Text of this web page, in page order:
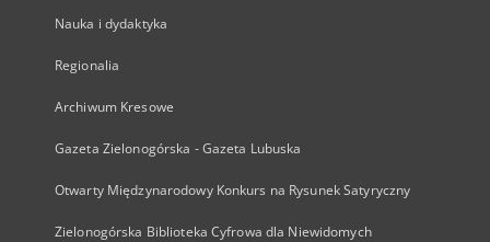
Nauka i dydaktyka
Regionalia
Archiwum Kresowe
Gazeta Zielonogórska - Gazeta Lubuska
Otwarty Międzynarodowy Konkurs na Rysunek Satyryczny
Zielonogórska Biblioteka Cyfrowa dla Niewidomych